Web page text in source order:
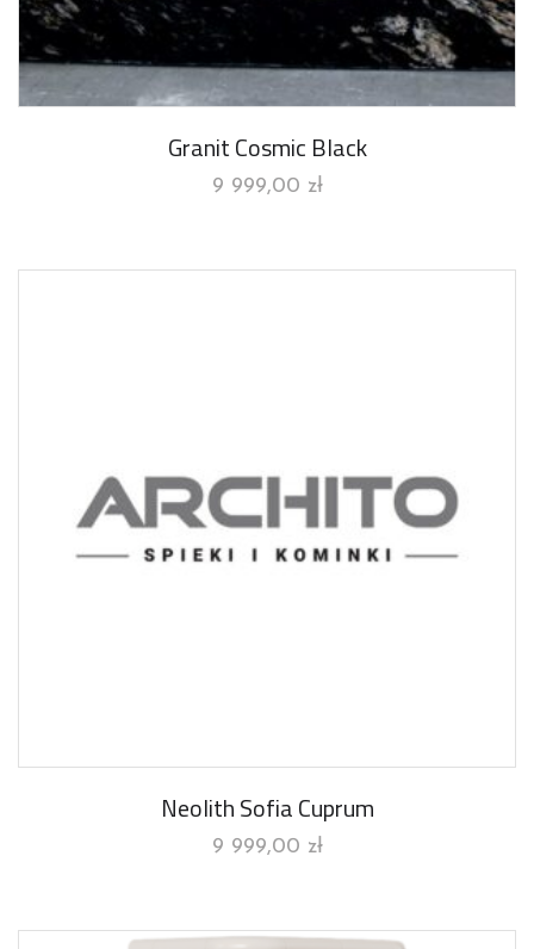
Granit Cosmic Black
9 999,00 zł
Neolith Sofia Cuprum
9 999,00 zł